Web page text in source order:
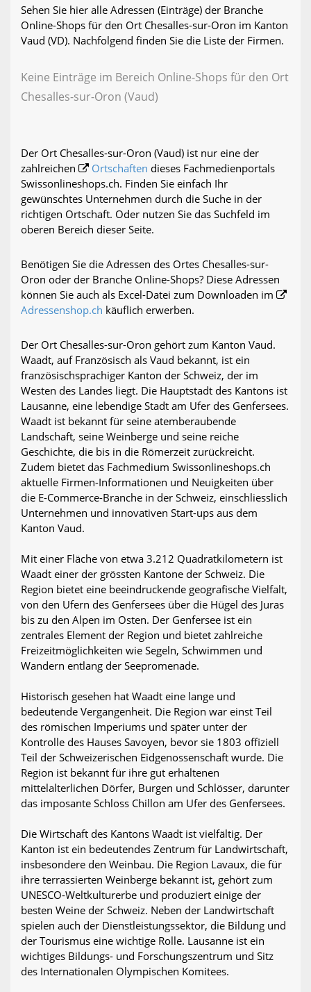
Sehen Sie hier alle Adressen (Einträge) der Branche
Online-Shops für den Ort Chesalles-sur-Oron im Kanton
Vaud (VD). Nachfolgend finden Sie die Liste der Firmen.
Keine Einträge im Bereich Online-Shops für den Ort
Chesalles-sur-Oron (Vaud)
Der Ort Chesalles-sur-Oron (Vaud) ist nur eine der
zahlreichen
Ortschaften dieses Fachmedienportals
Swissonlineshops.ch. Finden Sie einfach Ihr
gewünschtes Unternehmen durch die Suche in der
richtigen Ortschaft. Oder nutzen Sie das Suchfeld im
oberen Bereich dieser Seite.
Benötigen Sie die Adressen des Ortes Chesalles-sur-
Oron oder der Branche Online-Shops? Diese Adressen
können Sie auch als Excel-Datei zum Downloaden im
Adressenshop.ch käuflich erwerben.
Der Ort Chesalles-sur-Oron gehört zum Kanton Vaud.
Waadt, auf Französisch als Vaud bekannt, ist ein
französischsprachiger Kanton der Schweiz, der im
Westen des Landes liegt. Die Hauptstadt des Kantons ist
Lausanne, eine lebendige Stadt am Ufer des Genfersees.
Waadt ist bekannt für seine atemberaubende
Landschaft, seine Weinberge und seine reiche
Geschichte, die bis in die Römerzeit zurückreicht.
Zudem bietet das Fachmedium Swissonlineshops.ch
aktuelle Firmen-Informationen und Neuigkeiten über
die E-Commerce-Branche in der Schweiz, einschliesslich
Unternehmen und innovativen Start-ups aus dem
Kanton Vaud.
Mit einer Fläche von etwa 3.212 Quadratkilometern ist
Waadt einer der grössten Kantone der Schweiz. Die
Region bietet eine beeindruckende geografische Vielfalt,
von den Ufern des Genfersees über die Hügel des Juras
bis zu den Alpen im Osten. Der Genfersee ist ein
zentrales Element der Region und bietet zahlreiche
Freizeitmöglichkeiten wie Segeln, Schwimmen und
Wandern entlang der Seepromenade.
Historisch gesehen hat Waadt eine lange und
bedeutende Vergangenheit. Die Region war einst Teil
des römischen Imperiums und später unter der
Kontrolle des Hauses Savoyen, bevor sie 1803 offiziell
Teil der Schweizerischen Eidgenossenschaft wurde. Die
Region ist bekannt für ihre gut erhaltenen
mittelalterlichen Dörfer, Burgen und Schlösser, darunter
das imposante Schloss Chillon am Ufer des Genfersees.
Die Wirtschaft des Kantons Waadt ist vielfältig. Der
Kanton ist ein bedeutendes Zentrum für Landwirtschaft,
insbesondere den Weinbau. Die Region Lavaux, die für
ihre terrassierten Weinberge bekannt ist, gehört zum
UNESCO-Weltkulturerbe und produziert einige der
besten Weine der Schweiz. Neben der Landwirtschaft
spielen auch der Dienstleistungssektor, die Bildung und
der Tourismus eine wichtige Rolle. Lausanne ist ein
wichtiges Bildungs- und Forschungszentrum und Sitz
des Internationalen Olympischen Komitees.